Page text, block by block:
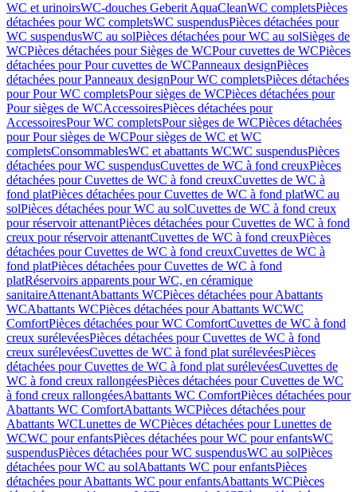
WC et urinoirsWC-douches Geberit AquaCleanWC completsPièces
détachées pour WC completsWC suspendusPièces détachées pour
WC suspendusWC au solPièces détachées pour WC au solSièges de
WCPièces détachées pour Sièges de WCPour cuvettes de WCPièces
détachées pour Pour cuvettes de WCPanneaux designPièces
détachées pour Panneaux designPour WC completsPièces détachées
pour Pour WC completsPour sièges de WCPièces détachées pour
Pour sièges de WCAccessoiresPièces détachées pour
AccessoiresPour WC completsPour sièges de WCPièces détachées
pour Pour sièges de WCPour sièges de WC et WC
completsConsommablesWC et abattants WCWC suspendusPièces
détachées pour WC suspendusCuvettes de WC à fond creuxPièces
détachées pour Cuvettes de WC à fond creuxCuvettes de WC à
fond platPièces détachées pour Cuvettes de WC à fond platWC au
solPièces détachées pour WC au solCuvettes de WC à fond creux
pour réservoir attenantPièces détachées pour Cuvettes de WC à fond
creux pour réservoir attenantCuvettes de WC à fond creuxPièces
détachées pour Cuvettes de WC à fond creuxCuvettes de WC à
fond platPièces détachées pour Cuvettes de WC à fond
platRéservoirs apparents pour WC, en céramique
sanitaireAttenantAbattants WCPièces détachées pour Abattants
WCAbattants WCPièces détachées pour Abattants WCWC
ComfortPièces détachées pour WC ComfortCuvettes de WC à fond
creux surélevéesPièces détachées pour Cuvettes de WC à fond
creux surélevéesCuvettes de WC à fond plat surélevéesPièces
détachées pour Cuvettes de WC à fond plat surélevéesCuvettes de
WC à fond creux rallongéesPièces détachées pour Cuvettes de WC
à fond creux rallongéesAbattants WC ComfortPièces détachées pour
Abattants WC ComfortAbattants WCPièces détachées pour
Abattants WCLunettes de WCPièces détachées pour Lunettes de
WCWC pour enfantsPièces détachées pour WC pour enfantsWC
suspendusPièces détachées pour WC suspendusWC au solPièces
détachées pour WC au solAbattants WC pour enfantsPièces
détachées pour Abattants WC pour enfantsAbattants WCPièces